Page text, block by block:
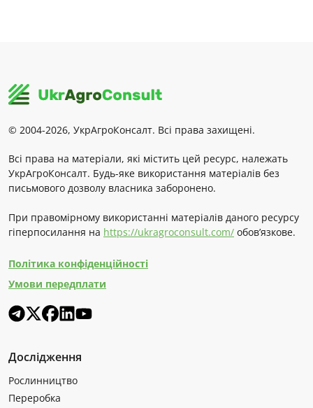
© 2004-2026, УкрАгроКонсалт. Всі права захищені.
Всі права на матеріали, які містить цей ресурс, належать
УкрАгроКонсалт. Будь-яке використання матеріалів без
письмового дозволу власника заборонено.
При правомірному використанні матеріалів даного ресурсу
гіперпосилання на https://ukragroconsult.com/ обов’язкове.
Політика конфіденційності
Умови передплати
Дослідження
Рослинництво
Переробка